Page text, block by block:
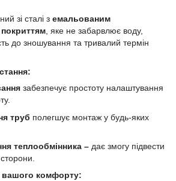
зі сталі з емальованим
, яке не забарвлює воду,
до зношування та тривалий термін
забезпечує простоту налаштування
труб полегшує монтаж у будь-яких
теплообмінника – дає змогу підвести
вашого комфорту: